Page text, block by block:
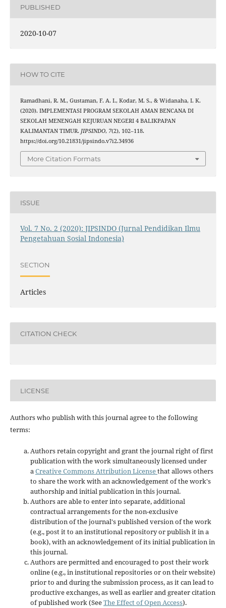
PUBLISHED
2020-10-07
HOW TO CITE
Ramadhani, R. M., Gustaman, F. A. I., Kodar, M. S., & Widanaha, I. K.
(2020). IMPLEMENTASI PROGRAM SEKOLAH AMAN BENCANA DI
SEKOLAH MENENGAH KEJURUAN NEGERI 4 BALIKPAPAN
KALIMANTAN TIMUR. JIPSINDO, 7(2), 102–118.
https://doi.org/10.21831/jipsindo.v7i2.34936
More Citation Formats
ISSUE
Vol. 7 No. 2 (2020): JIPSINDO (Jurnal Pendidikan Ilmu
Pengetahuan Sosial Indonesia)
SECTION
Articles
CITATION CHECK
LICENSE
Authors who publish with this journal agree to the following
terms:
Authors retain copyright and grant the journal right of first
publication with the work simultaneously licensed under
aCreative Commons Attribution Licensethat allows others
to share the work with an acknowledgement of the work's
authorship and initial publication in this journal.
Authors are able to enter into separate, additional
contractual arrangements for the non-exclusive
distribution of the journal's published version of the work
(e.g., post it to an institutional repository or publish it in a
book), with an acknowledgement of its initial publication in
this journal.
Authors are permitted and encouraged to post their work
online (e.g., in institutional repositories or on their website)
prior to and during the submission process, as it can lead to
productive exchanges, as well as earlier and greater citation
of published work (SeeThe Effect of Open Access).